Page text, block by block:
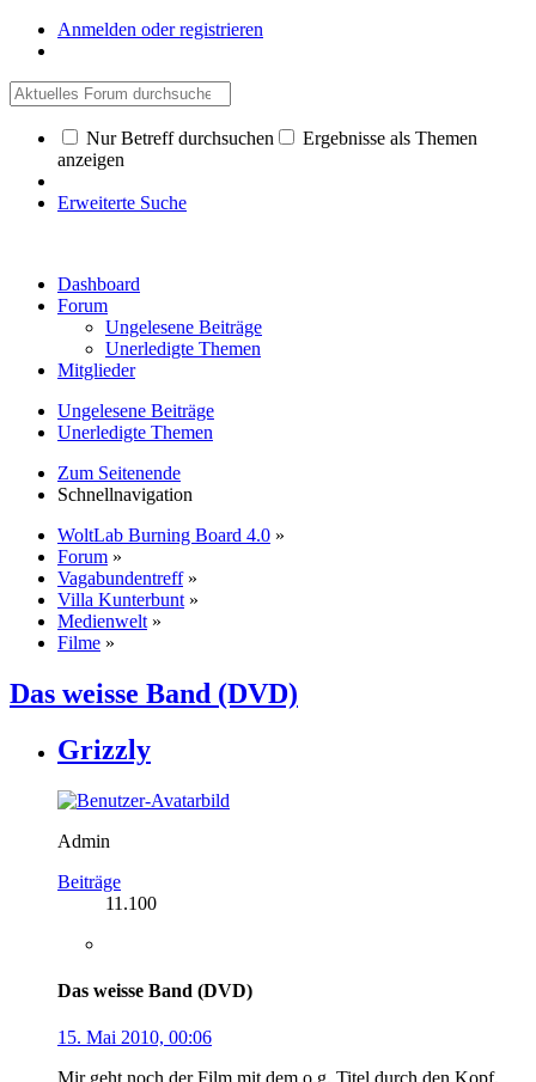
Anmelden oder registrieren
Nur Betreff durchsuchen
Ergebnisse als Themen
anzeigen
Erweiterte Suche
Dashboard
Forum
Ungelesene Beiträge
Unerledigte Themen
Mitglieder
Ungelesene Beiträge
Unerledigte Themen
Zum Seitenende
Schnellnavigation
WoltLab Burning Board 4.0 »
Forum »
Vagabundentreff »
Villa Kunterbunt »
Medienwelt »
Filme »
Das weisse Band (DVD)
Grizzly
Admin
Beiträge
11.100
Das weisse Band (DVD)
15. Mai 2010, 00:06